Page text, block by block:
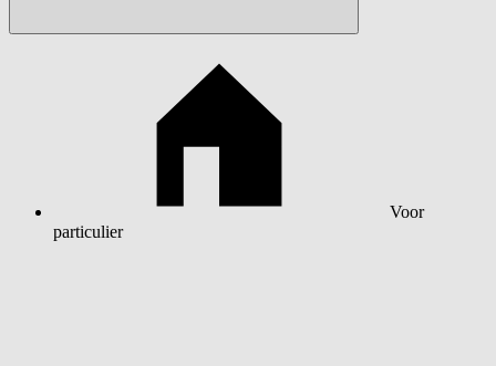
Voor
particulier